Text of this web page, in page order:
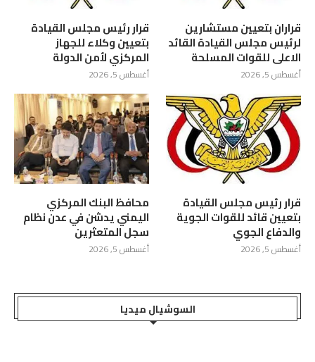
قراران بتعيين مستشارين
لرئيس مجلس القيادة القائد
الاعلى للقوات المسلحة
أغسطس 5, 2026
قرار رئيس مجلس القيادة
بتعيين وكلاء للجهاز
المركزي لأمن الدولة
أغسطس 5, 2026
قرار رئيس مجلس القيادة
بتعيين قائد للقوات الجوية
والدفاع الجوي
أغسطس 5, 2026
محافظ البنك المركزي
اليمني يدشن في عدن نظام
سجل المتعثرين
أغسطس 5, 2026
السوشيال ميديا